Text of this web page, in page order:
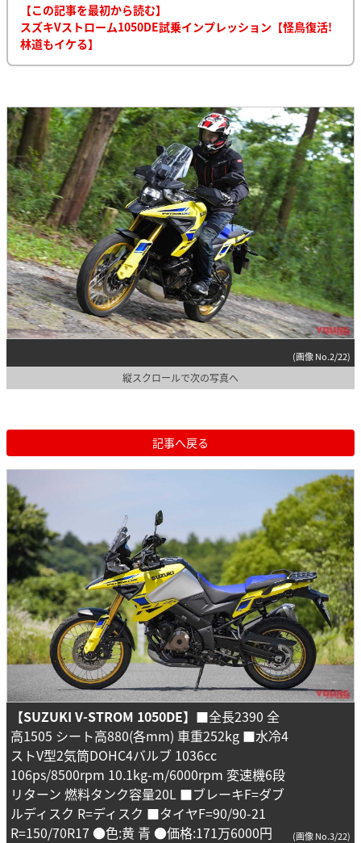
【この記事を最初から読む】
スズキVストローム1050DE試乗インプレッション【怪鳥復活!
林道もイケる】
(画像 No.2/22)
縦スクロールで次の写真へ
記事へ戻る
【SUZUKI V-STROM 1050DE】 ■全長2390 全
高1505 シート高880(各mm) 車重252kg ■水冷4
ストV型2気筒DOHC4バルブ 1036cc
106ps/8500rpm 10.1kg-m/6000rpm 変速機6段
リターン 燃料タンク容量20L ■ブレーキF=ダブ
ルディスク R=ディスク ■タイヤF=90/90-21
R=150/70R17 ●色:黄 青 ●価格:171万6000円
(画像 No.3/22)